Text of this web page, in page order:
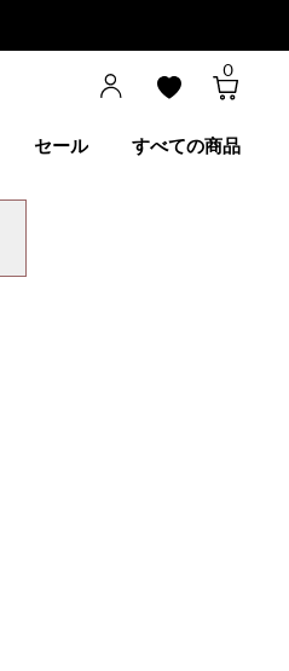
0
セール すべての商品